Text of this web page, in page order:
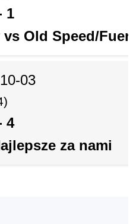
1
Old Speed/
03
4
za nami